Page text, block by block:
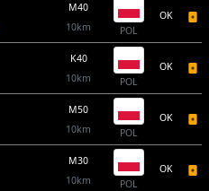
M40
10km
POL
OK
K40
10km
POL
OK
M50
10km
POL
OK
M30
10km
POL
OK